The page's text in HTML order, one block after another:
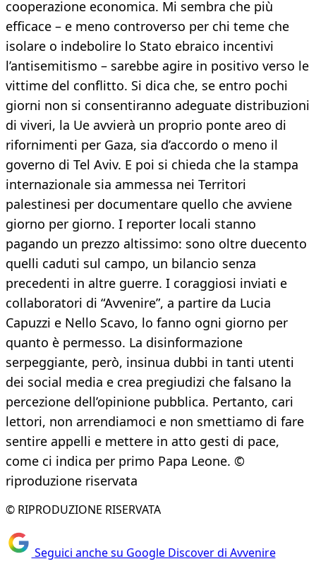
cooperazione economica. Mi sembra che più
efficace – e meno controverso per chi teme che
isolare o indebolire lo Stato ebraico incentivi
l’antisemitismo – sarebbe agire in positivo verso le
vittime del conflitto. Si dica che, se entro pochi
giorni non si consentiranno adeguate distribuzioni
di viveri, la Ue avvierà un proprio ponte areo di
rifornimenti per Gaza, sia d’accordo o meno il
governo di Tel Aviv. E poi si chieda che la stampa
internazionale sia ammessa nei Territori
palestinesi per documentare quello che avviene
giorno per giorno. I reporter locali stanno
pagando un prezzo altissimo: sono oltre duecento
quelli caduti sul campo, un bilancio senza
precedenti in altre guerre. I coraggiosi inviati e
collaboratori di “Avvenire”, a partire da Lucia
Capuzzi e Nello Scavo, lo fanno ogni giorno per
quanto è permesso. La disinformazione
serpeggiante, però, insinua dubbi in tanti utenti
dei social media e crea pregiudizi che falsano la
percezione dell’opinione pubblica. Pertanto, cari
lettori, non arrendiamoci e non smettiamo di fare
sentire appelli e mettere in atto gesti di pace,
come ci indica per primo Papa Leone. ©
riproduzione riservata
© RIPRODUZIONE RISERVATA
Seguici anche su Google Discover di Avvenire